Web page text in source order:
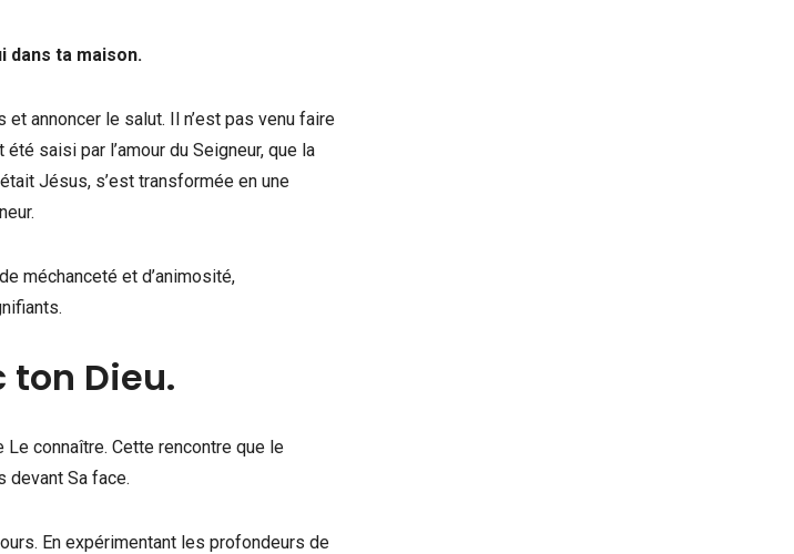
dans ta maison.
annoncer le salut. Il n’est pas venu faire
saisi par l’amour du Seigneur, que la
Jésus, s’est transformée en une
méchanceté et d’animosité,
Dieu.
connaître. Cette rencontre que le
devant Sa face.
En expérimentant les profondeurs de